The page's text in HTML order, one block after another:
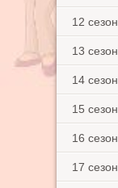
12 сезон
13 сезон
14 сезон
15 сезон
16 сезон
17 сезон